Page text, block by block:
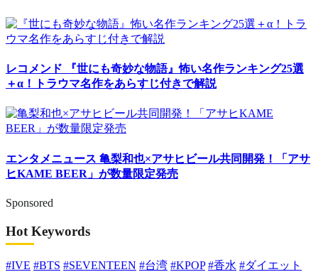
レコメンド 『世にも奇妙な物語』怖い名作ランキング25選
＋α！トラウマ名作をあらすじ付きで解説
エンタメニュース 亀梨和也×アサヒビール共同開発！「アサ
ヒKAME BEER」が数量限定発売
Sponsored
Hot Keywords
#IVE #BTS #SEVENTEEN #台湾 #KPOP #香水 #ダイエット